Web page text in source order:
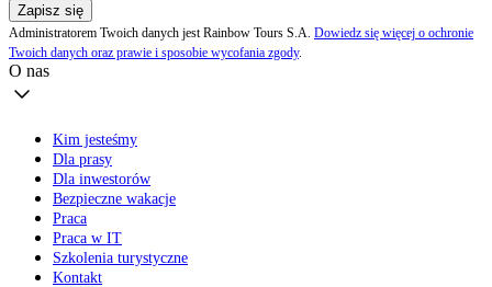
Zapisz się
Administratorem Twoich danych jest Rainbow Tours S.A. Dowiedz się więcej o ochronie
Twoich danych oraz prawie i sposobie wycofania zgody.
O nas
Kim jesteśmy
Dla prasy
Dla inwestorów
Bezpieczne wakacje
Praca
Praca w IT
Szkolenia turystyczne
Kontakt